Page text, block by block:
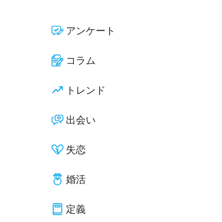
アンケート
コラム
トレンド
出会い
失恋
婚活
定義